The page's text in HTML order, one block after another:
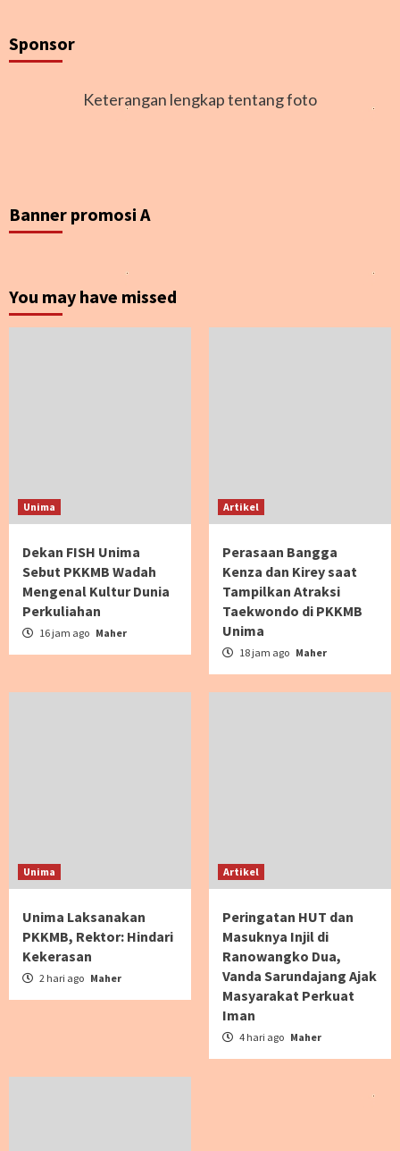
Sponsor
Keterangan lengkap tentang foto
Banner promosi A
You may have missed
Unima
Dekan FISH Unima
Sebut PKKMB Wadah
Mengenal Kultur Dunia
Perkuliahan
16 jam ago Maher
Artikel
Perasaan Bangga
Kenza dan Kirey saat
Tampilkan Atraksi
Taekwondo di PKKMB
Unima
18 jam ago Maher
Unima
Unima Laksanakan
PKKMB, Rektor: Hindari
Kekerasan
2 hari ago Maher
Artikel
Peringatan HUT dan
Masuknya Injil di
Ranowangko Dua,
Vanda Sarundajang Ajak
Masyarakat Perkuat
Iman
4 hari ago Maher